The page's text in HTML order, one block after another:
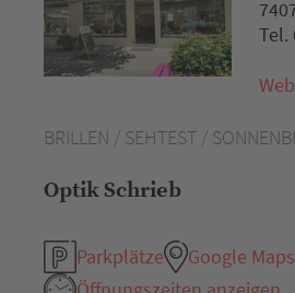
BRILLEN / SEHTEST /
Optik Schrieb
Parkplätze
Google Maps
Tel.